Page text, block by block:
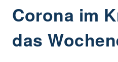
Corona im
das